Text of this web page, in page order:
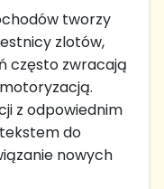
tworzy
zlotów,
często zwracają
z odpowiednim
do
nowych